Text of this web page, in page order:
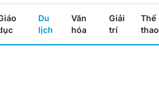
Du
lịch
Văn
hóa
Giải
trí
Thể
thao